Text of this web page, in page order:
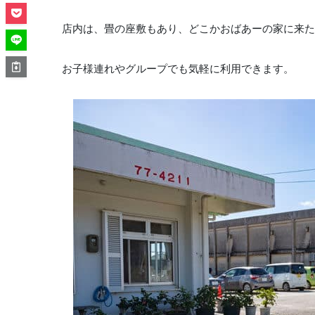
店内は、畳の座敷もあり、どこかおばあーの家に来
お子様連れやグループでも気軽に利用できます。